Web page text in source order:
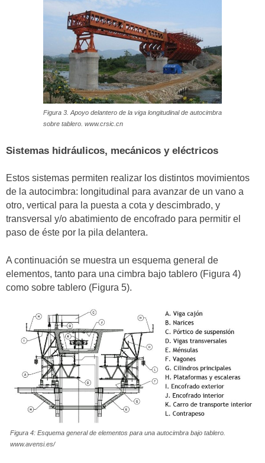
Figura 3. Apoyo delantero de la viga longitudinal de autocimbra
sobre tablero. www.crsic.cn
Sistemas hidráulicos, mecánicos y eléctricos
Estos sistemas permiten realizar los distintos movimientos
de la autocimbra: longitudinal para avanzar de un vano a
otro, vertical para la puesta a cota y descimbrado, y
transversal y/o abatimiento de encofrado para permitir el
paso de éste por la pila delantera.
A continuación se muestra un esquema general de
elementos, tanto para una cimbra bajo tablero (Figura 4)
como sobre tablero (Figura 5).
Figura 4: Esquema general de elementos para una autocimbra bajo tablero.
www.avensi.es/